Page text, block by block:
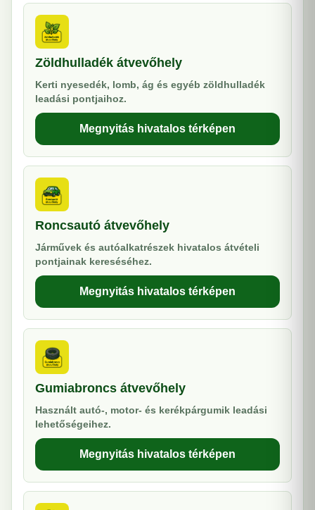
Zöldhulladék átvevőhely
Kerti nyesedék, lomb, ág és egyéb zöldhulladék
leadási pontjaihoz.
Megnyitás hivatalos térképen
Roncsautó átvevőhely
Járművek és autóalkatrészek hivatalos átvételi
pontjainak kereséséhez.
Megnyitás hivatalos térképen
Gumiabroncs átvevőhely
Használt autó-, motor- és kerékpárgumik leadási
lehetőségeihez.
Megnyitás hivatalos térképen